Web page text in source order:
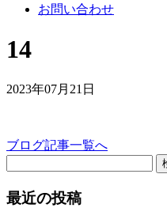
お問い合わせ
14
2023年07月21日
ブログ記事一覧へ
最近の投稿